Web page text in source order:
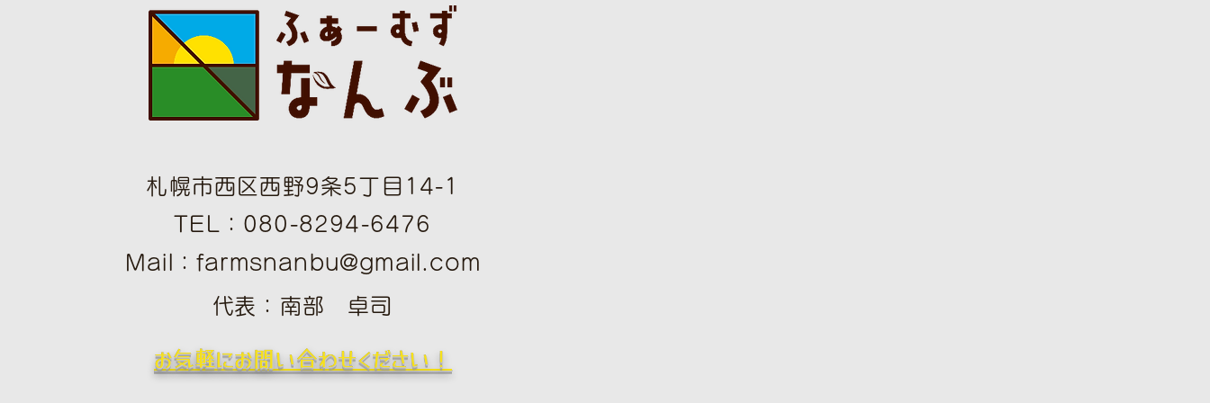
札幌市西区西野9条5丁目14-1
TEL：080-8294-6476
Mail： farmsnanbu@gmail.com
​​代表：南部 卓司
​お気軽にお問い合わせください！